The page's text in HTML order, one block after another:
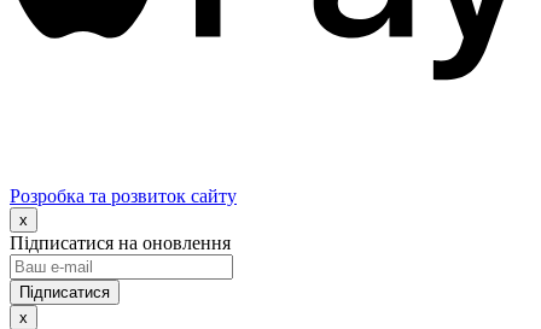
Розробка та розвиток сайту
x
Підписатися на оновлення
x